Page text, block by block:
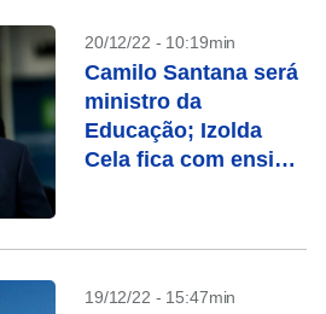
20/12/22 - 10:19min
Camilo Santana será
ministro da
Educação; Izolda
Cela fica com ensino
19/12/22 - 15:47min